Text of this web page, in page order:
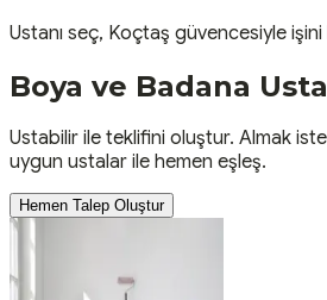
Ustanı seç, Koçtaş güvencesiyle işini
Boya ve Badana
Ustabilir ile teklifini oluştur. Almak
uygun ustalar ile hemen eşleş.
Hemen Talep Oluştur